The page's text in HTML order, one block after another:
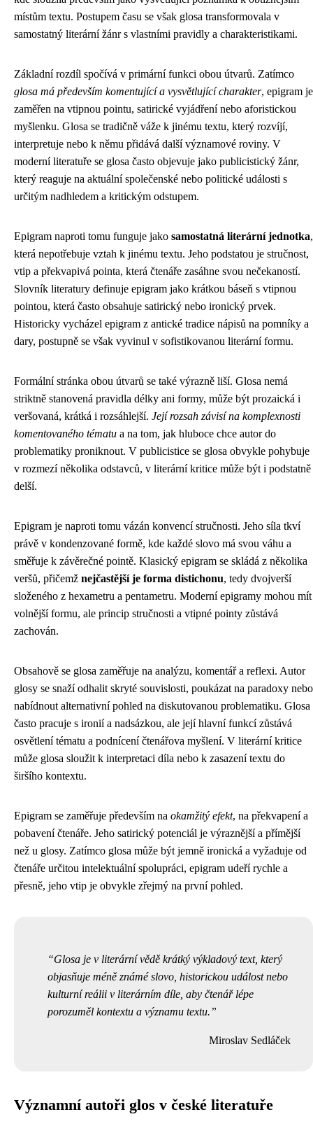
místům textu. Postupem času se však glosa transformovala v
samostatný literární žánr s vlastními pravidly a charakteristikami.
Základní rozdíl spočívá v primární funkci obou útvarů. Zatímco
glosa má především komentující a vysvětlující charakter, epigram je
zaměřen na vtipnou pointu, satirické vyjádření nebo aforistickou
myšlenku. Glosa se tradičně váže k jinému textu, který rozvíjí,
interpretuje nebo k němu přidává další významové roviny. V
moderní literatuře se glosa často objevuje jako publicistický žánr,
který reaguje na aktuální společenské nebo politické události s
určitým nadhledem a kritickým odstupem.
Epigram naproti tomu funguje jako samostatná literární jednotka,
která nepotřebuje vztah k jinému textu. Jeho podstatou je stručnost,
vtip a překvapivá pointa, která čtenáře zasáhne svou nečekaností.
Slovník literatury definuje epigram jako krátkou báseň s vtipnou
pointou, která často obsahuje satirický nebo ironický prvek.
Historicky vycházel epigram z antické tradice nápisů na pomníky a
dary, postupně se však vyvinul v sofistikovanou literární formu.
Formální stránka obou útvarů se také výrazně liší. Glosa nemá
striktně stanovená pravidla délky ani formy, může být prozaická i
veršovaná, krátká i rozsáhlejší. Její rozsah závisí na komplexnosti
komentovaného tématu a na tom, jak hluboce chce autor do
problematiky proniknout. V publicistice se glosa obvykle pohybuje
v rozmezí několika odstavců, v literární kritice může být i podstatně
delší.
Epigram je naproti tomu vázán konvencí stručnosti. Jeho síla tkví
právě v kondenzované formě, kde každé slovo má svou váhu a
směřuje k závěrečné pointě. Klasický epigram se skládá z několika
veršů, přičemž nejčastější je forma distichonu, tedy dvojverší
složeného z hexametru a pentametru. Moderní epigramy mohou mít
volnější formu, ale princip stručnosti a vtipné pointy zůstává
zachován.
Obsahově se glosa zaměřuje na analýzu, komentář a reflexi. Autor
glosy se snaží odhalit skryté souvislosti, poukázat na paradoxy nebo
nabídnout alternativní pohled na diskutovanou problematiku. Glosa
často pracuje s ironií a nadsázkou, ale její hlavní funkcí zůstává
osvětlení tématu a podnícení čtenářova myšlení. V literární kritice
může glosa sloužit k interpretaci díla nebo k zasazení textu do
širšího kontextu.
Epigram se zaměřuje především na okamžitý efekt, na překvapení a
pobavení čtenáře. Jeho satirický potenciál je výraznější a přímější
než u glosy. Zatímco glosa může být jemně ironická a vyžaduje od
čtenáře určitou intelektuální spolupráci, epigram udeří rychle a
přesně, jeho vtip je obvykle zřejmý na první pohled.
Glosa je v literární vědě krátký výkladový text, který
objasňuje méně známé slovo, historickou událost nebo
kulturní reálii v literárním díle, aby čtenář lépe
porozuměl kontextu a významu textu.
Miroslav Sedláček
Významní autoři glos v české literatuře